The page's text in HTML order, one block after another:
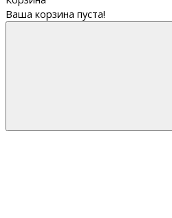
Ваша корзина пуста!